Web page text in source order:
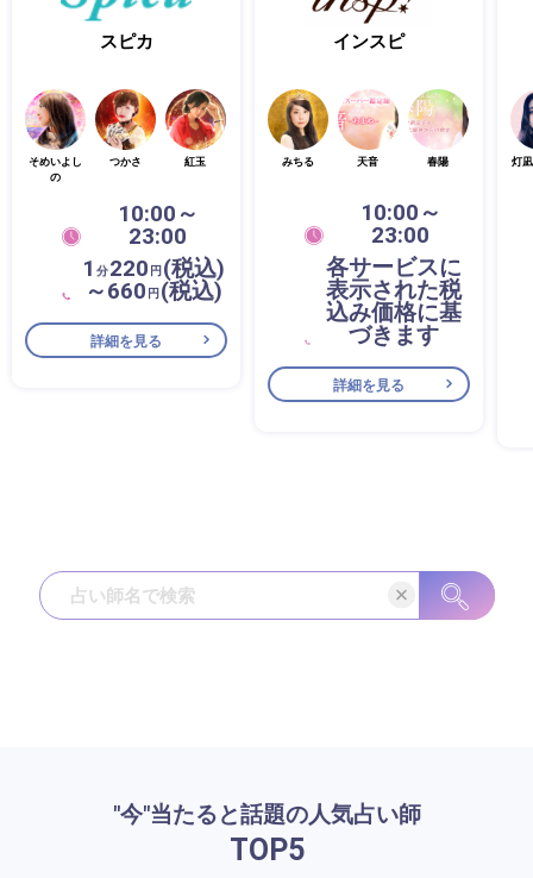
スピカ
そめいよし
の
つかさ 紅玉
10:00～
23:00
1 分220 円(税込)
～660 円(税込)
詳細を見る
インスピ
みちる 天音 春陽
10:00～
23:00
各サービスに
表示された税
込み価格に基
づきます
詳細を見る
灯
"今"当たると話題の人気占い師
TOP5